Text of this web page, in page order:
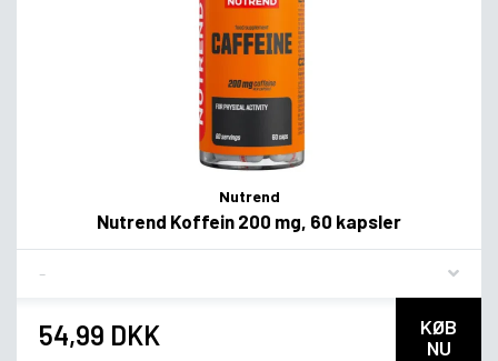
Nutrend
Nutrend Koffein 200 mg, 60 kapsler
54,99 DKK
KØB
NU